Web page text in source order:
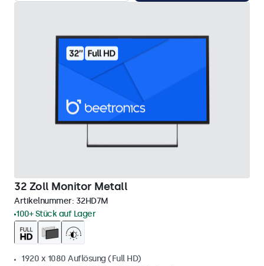
32 Zoll Monitor Metall
Artikelnummer: 32HD7M
100+ Stück auf Lager
1920 x 1080 Auflösung (Full HD)